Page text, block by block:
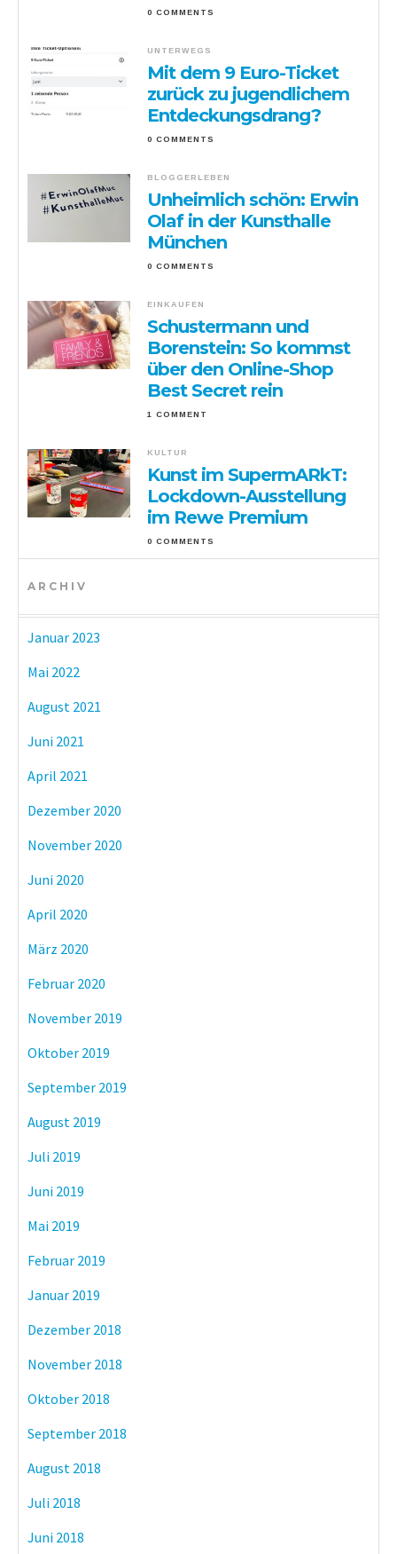
0 COMMENTS
UNTERWEGS
Mit dem 9 Euro-Ticket
zurück zu jugendlichem
Entdeckungsdrang?
0 COMMENTS
BLOGGERLEBEN
Unheimlich schön: Erwin
Olaf in der Kunsthalle
München
0 COMMENTS
EINKAUFEN
Schustermann und
Borenstein: So kommst
über den Online-Shop
Best Secret rein
1 COMMENT
KULTUR
Kunst im SupermARkT:
Lockdown-Ausstellung
im Rewe Premium
0 COMMENTS
ARCHIV
Januar 2023
Mai 2022
August 2021
Juni 2021
April 2021
Dezember 2020
November 2020
Juni 2020
April 2020
März 2020
Februar 2020
November 2019
Oktober 2019
September 2019
August 2019
Juli 2019
Juni 2019
Mai 2019
Februar 2019
Januar 2019
Dezember 2018
November 2018
Oktober 2018
September 2018
August 2018
Juli 2018
Juni 2018